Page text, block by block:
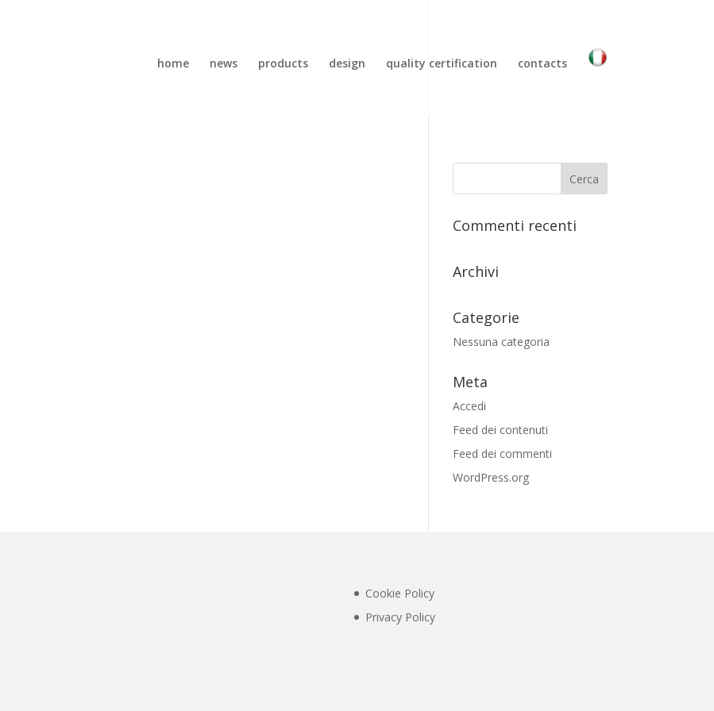
home news products design quality certification contacts
Commenti recenti
Archivi
Categorie
Nessuna categoria
Meta
Accedi
Feed dei contenuti
Feed dei commenti
WordPress.org
Cookie Policy
Privacy Policy